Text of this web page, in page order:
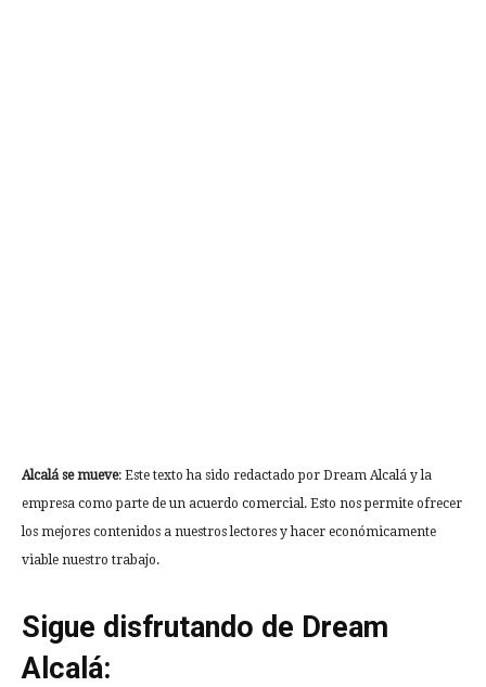
Alcalá se mueve: Este texto ha sido redactado por Dream Alcalá y la
empresa como parte de un acuerdo comercial. Esto nos permite ofrecer
los mejores contenidos a nuestros lectores y hacer económicamente
viable nuestro trabajo.
Sigue disfrutando de Dream
Alcalá: